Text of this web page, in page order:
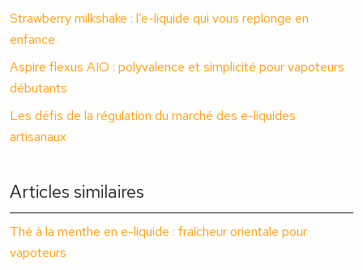
Strawberry milkshake : l’e-liquide qui vous replonge en
enfance
Aspire flexus AIO : polyvalence et simplicité pour vapoteurs
débutants
Les défis de la régulation du marché des e-liquides
artisanaux
Articles similaires
Thé à la menthe en e-liquide : fraîcheur orientale pour
vapoteurs